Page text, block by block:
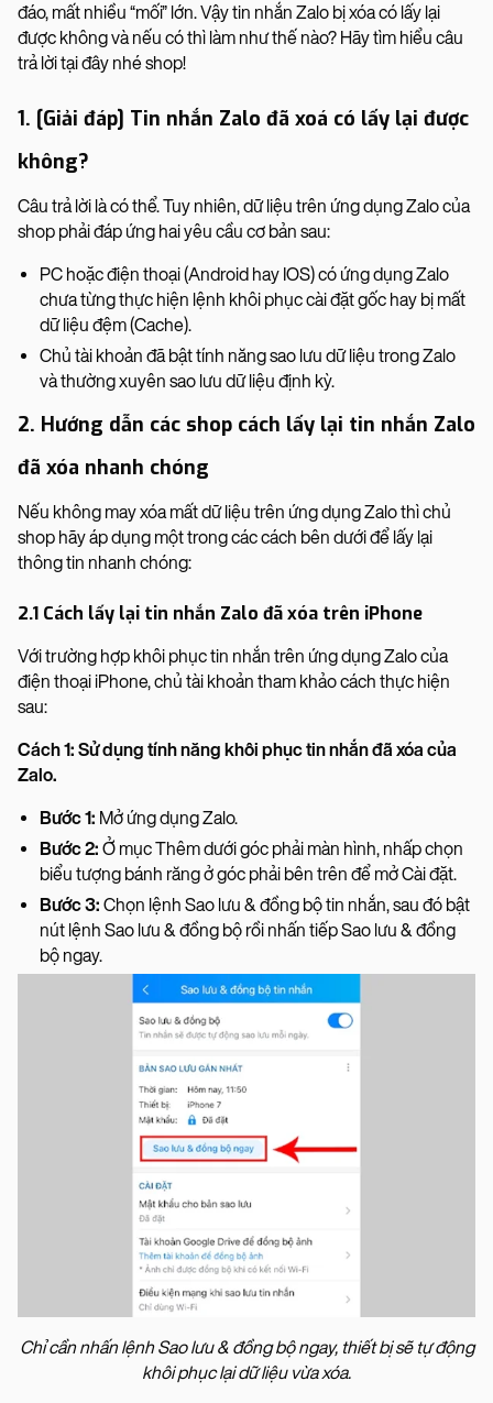
đáo, mất nhiều “mối” lớn. Vậy tin nhắn Zalo bị xóa có lấy lại
được không và nếu có thì làm như thế nào? Hãy tìm hiểu câu
trả lời tại đây nhé shop!
1. [Giải đáp] Tin nhắn Zalo đã xoá có lấy lại được
không?
Câu trả lời là có thể. Tuy nhiên, dữ liệu trên ứng dụng Zalo của
shop phải đáp ứng hai yêu cầu cơ bản sau:
PC hoặc điện thoại (Android hay IOS) có ứng dụng Zalo
chưa từng thực hiện lệnh khôi phục cài đặt gốc hay bị mất
dữ liệu đệm (Cache).
Chủ tài khoản đã bật tính năng sao lưu dữ liệu trong Zalo
và thường xuyên sao lưu dữ liệu định kỳ.
2. Hướng dẫn các shop cách lấy lại tin nhắn Zalo
đã xóa nhanh chóng
Nếu không may xóa mất dữ liệu trên ứng dụng Zalo thì chủ
shop hãy áp dụng một trong các cách bên dưới để lấy lại
thông tin nhanh chóng:
2.1 Cách lấy lại tin nhắn Zalo đã xóa trên iPhone
Với trường hợp khôi phục tin nhắn trên ứng dụng Zalo của
điện thoại iPhone, chủ tài khoản tham khảo cách thực hiện
sau:
Cách 1: Sử dụng tính năng khôi phục tin nhắn đã xóa của
Zalo.
Bước 1: Mở ứng dụng Zalo.
Bước 2: Ở mục Thêm dưới góc phải màn hình, nhấp chọn
biểu tượng bánh răng ở góc phải bên trên để mở Cài đặt.
Bước 3: Chọn lệnh Sao lưu & đồng bộ tin nhắn, sau đó bật
nút lệnh Sao lưu & đồng bộ rồi nhấn tiếp Sao lưu & đồng
bộ ngay.
Chỉ cần nhấn lệnh Sao lưu & đồng bộ ngay, thiết bị sẽ tự động
khôi phục lại dữ liệu vừa xóa.